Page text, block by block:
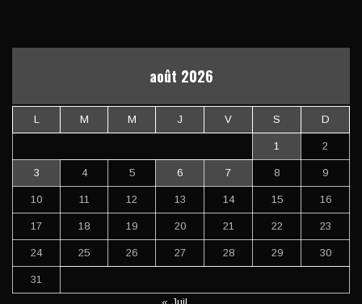
août 2026
L M M J V S D
1 2
3 4 5 6 7 8 9
10 11 12 13 14 15 16
17 18 19 20 21 22 23
24 25 26 27 28 29 30
31